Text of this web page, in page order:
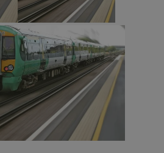
korzystać ze strony internetowej.
Domena
orzesze.com.pl
orzesze.com.pl
orzesze.com.pl